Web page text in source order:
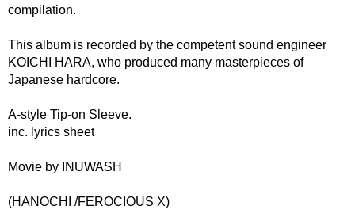
compilation.
This album is recorded by the competent sound engineer
KOICHI HARA, who produced many masterpieces of
Japanese hardcore.
A-style Tip-on Sleeve.
inc. lyrics sheet
Movie by INUWASH
(HANOCHI /FEROCIOUS X)